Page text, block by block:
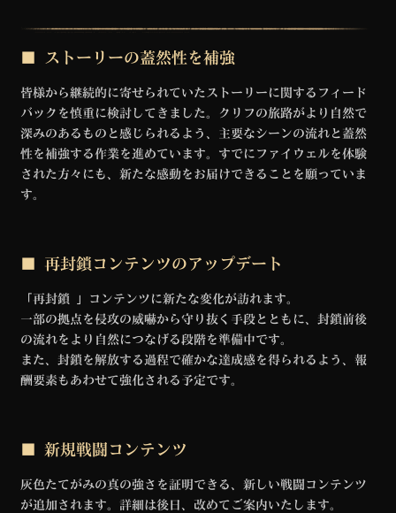
■ ストーリーの蓋然性を補強
皆様から継続的に寄せられていたストーリーに関するフィード
バックを慎重に検討してきました。クリフの旅路がより自然で
深みのあるものと感じられるよう、主要なシーンの流れと蓋然
性を補強する作業を進めています。すでにファイウェルを体験
された方々にも、新たな感動をお届けできることを願っていま
す。
■ 再封鎖コンテンツのアップデート
「再封鎖 」コンテンツに新たな変化が訪れます。
一部の拠点を侵攻の威嚇から守り抜く手段とともに、封鎖前後
の流れをより自然につなげる段階を準備中です。
また、封鎖を解放する過程で確かな達成感を得られるよう、報
酬要素もあわせて強化される予定です。
■ 新規戦闘コンテンツ
灰色たてがみの真の強さを証明できる、新しい戦闘コンテンツ
が追加されます。詳細は後日、改めてご案内いたします。